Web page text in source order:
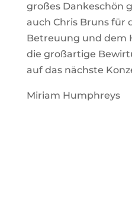
großes Dankeschön
auch Chris Bruns für
Betreuung und dem
die großartige
auf das nächste
Miriam Humphreys